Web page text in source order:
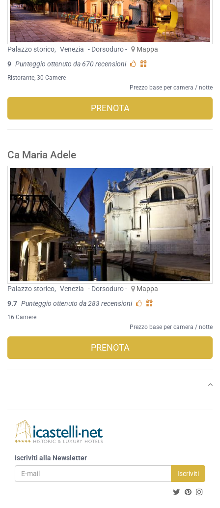
Palazzo storico, Venezia - Dorsoduro -
Mappa
9 Punteggio ottenuto da 670 recensioni
Ristorante, 30 Camere
Prezzo base per camera / notte
PRENOTA
Ca Maria Adele
Palazzo storico, Venezia - Dorsoduro -
Mappa
9.7 Punteggio ottenuto da 283 recensioni
16 Camere
Prezzo base per camera / notte
PRENOTA
Iscriviti alla Newsletter
Iscriviti